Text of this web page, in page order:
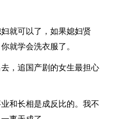
就可以了，如果媳妇贤
就学会洗衣服了。
，追国产剧的女生最担心
和长相是成反比的。我不